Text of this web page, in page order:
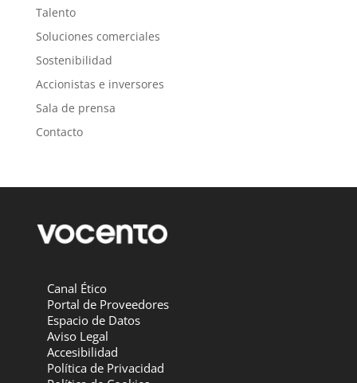
Talento
Soluciones comerciales
Sostenibilidad
Accionistas e inversores
Sala de prensa
Contacto
Canal Ético
Portal de Proveedores
Espacio de Datos
Aviso Legal
Accesibilidad
Política de Privacidad